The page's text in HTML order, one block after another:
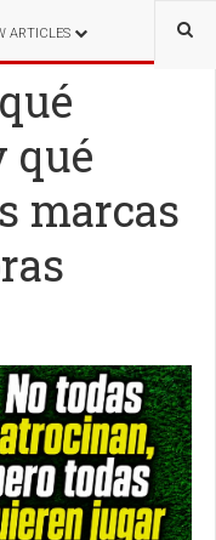
ARTICLES
qué
marcas